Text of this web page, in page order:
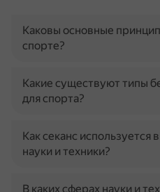
Каковы основные
спорте?
Какие существуют типы
для спорта?
Как секанс используется
науки и техники?
В каких сферах науки и